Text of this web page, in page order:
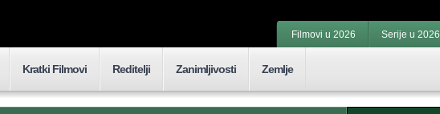
Filmovi u 2026 Serije u 2026
Kratki Filmovi Reditelji Zanimljivosti Zemlje